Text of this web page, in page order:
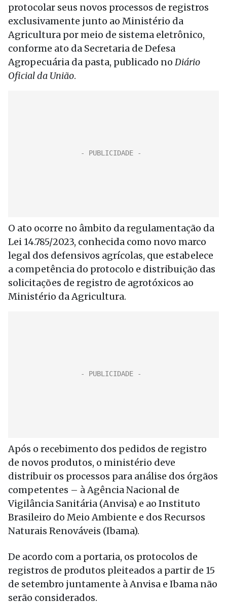
protocolar seus novos processos de registros
exclusivamente junto ao Ministério da
Agricultura por meio de sistema eletrônico,
conforme ato da Secretaria de Defesa
Agropecuária da pasta, publicado no Diário
Oficial da União.
O ato ocorre no âmbito da regulamentação da
Lei 14.785/2023, conhecida como novo marco
legal dos defensivos agrícolas, que estabelece
a competência do protocolo e distribuição das
solicitações de registro de agrotóxicos ao
Ministério da Agricultura.
Após o recebimento dos pedidos de registro
de novos produtos, o ministério deve
distribuir os processos para análise dos órgãos
competentes – à Agência Nacional de
Vigilância Sanitária (Anvisa) e ao Instituto
Brasileiro do Meio Ambiente e dos Recursos
Naturais Renováveis (Ibama).
De acordo com a portaria, os protocolos de
registros de produtos pleiteados a partir de 15
de setembro juntamente à Anvisa e Ibama não
serão considerados.